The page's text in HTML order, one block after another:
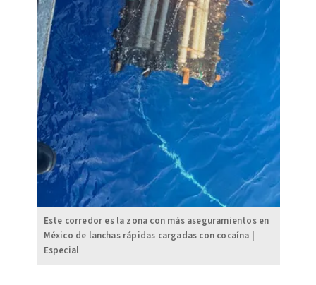
Este corredor es la zona con más aseguramientos en
México de lanchas rápidas cargadas con cocaína |
Especial